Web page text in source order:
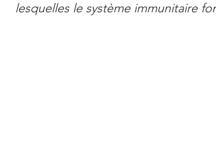
lesquelles le système immunitaire